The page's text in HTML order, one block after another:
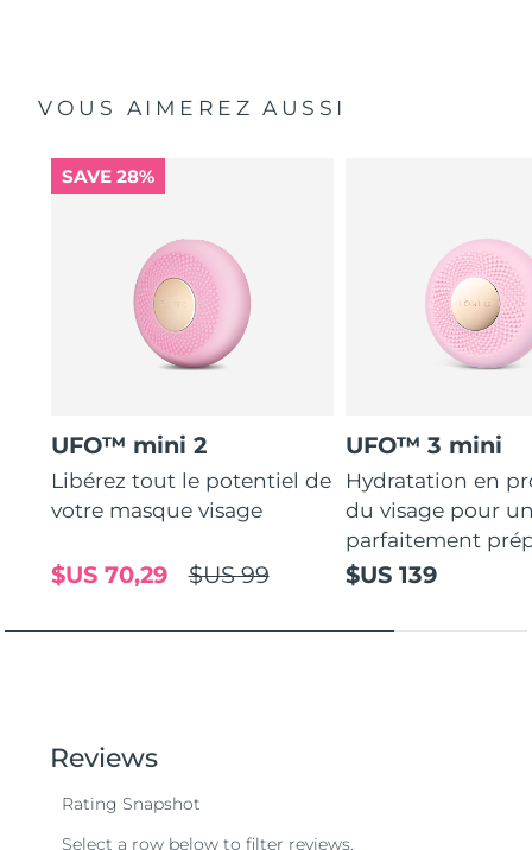
VOUS AIMEREZ AUSSI
SAVE 28%
UFO™ mini 2
Libérez tout le potentiel de
votre masque visage
$US 99
$US 70,29
UFO™ 3 mini
Hydratation en
du visage pour
parfaitement
$US 139